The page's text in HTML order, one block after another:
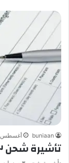
buniaan أغسطس 11, 2023
تأشيرة شحن ٣ سنوات